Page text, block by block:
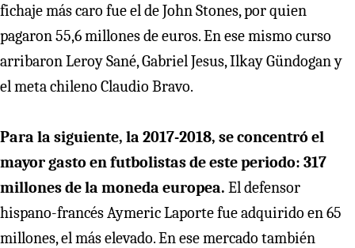
fichaje más caro fue el de John Stones, por quien
pagaron 55,6 millones de euros. En ese mismo curso
arribaron Leroy Sané, Gabriel Jesus, Ilkay Gündogan y
el meta chileno Claudio Bravo.
Para la siguiente, la 2017-2018, se concentró el
mayor gasto en futbolistas de este periodo: 317
millones de la moneda europea. El defensor
hispano-francés Aymeric Laporte fue adquirido en 65
millones, el más elevado. En ese mercado también